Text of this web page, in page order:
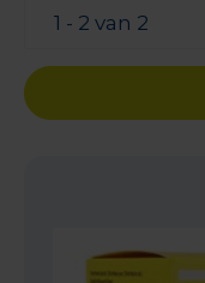
1 - 2 van 2